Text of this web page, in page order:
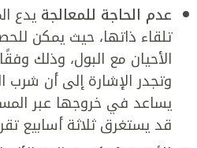
عدم الحاجة للمعالجة يدع
تلقاء ذاتها، حيث يمكن
الأحيان مع البول، وذلك
وتجدر الإشارة إلى أن شرب
يساعد في خروجها عبر
قد يستغرق ثلاثة أسابيع